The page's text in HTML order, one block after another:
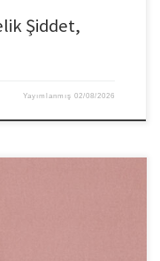
Şiddet,
Yayımlanmış02/08/2026